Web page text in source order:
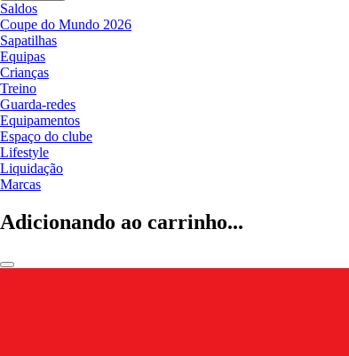
Saldos
Coupe do Mundo 2026
Sapatilhas
Equipas
Crianças
Treino
Guarda-redes
Equipamentos
Espaço do clube
Lifestyle
Liquidação
Marcas
Adicionando ao carrinho...